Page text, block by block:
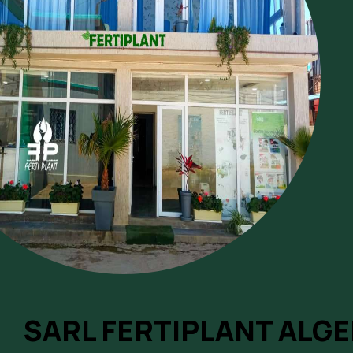
SARL FERTIPLANT